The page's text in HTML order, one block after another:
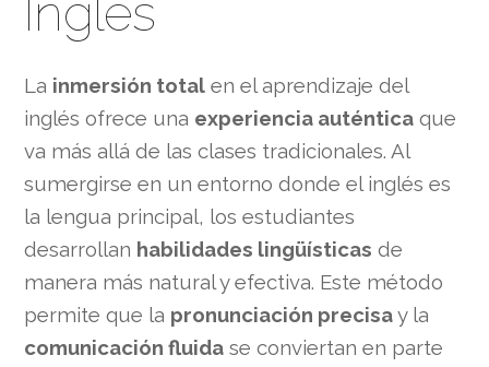
Inglés
La inmersión total en el aprendizaje del
inglés ofrece una experiencia auténtica que
va más allá de las clases tradicionales. Al
sumergirse en un entorno donde el inglés es
la lengua principal, los estudiantes
desarrollan habilidades lingüísticas de
manera más natural y efectiva. Este método
permite que la pronunciación precisay la
comunicación fluida se conviertan en parte